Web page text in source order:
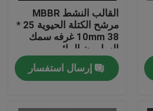
القالب النشط MBBR
مرشح الكتلة الحيوية 25 *
10mm 38 غرفه سمك
السلمون المائي
إرسال استفسار